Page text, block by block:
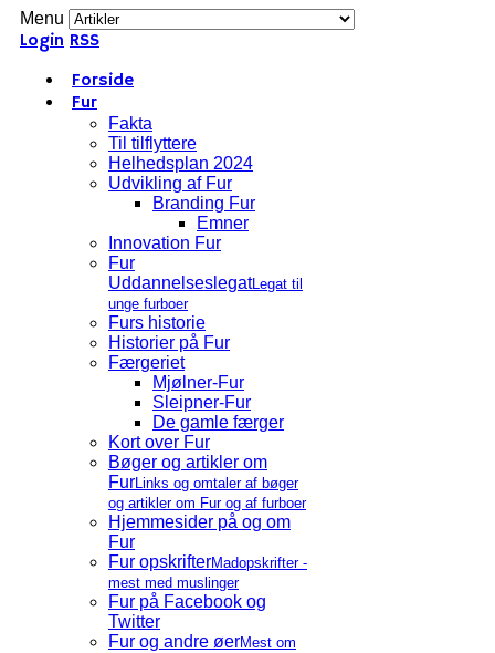
Menu
Login RSS
Forside
Fur
Fakta
Til tilflyttere
Helhedsplan 2024
Udvikling af Fur
Branding Fur
Emner
Innovation Fur
Fur
UddannelseslegatLegat til
unge furboer
Furs historie
Historier på Fur
Færgeriet
Mjølner-Fur
Sleipner-Fur
De gamle færger
Kort over Fur
Bøger og artikler om
FurLinks og omtaler af bøger
og artikler om Fur og af furboer
Hjemmesider på og om
Fur
Fur opskrifterMadopskrifter -
mest med muslinger
Fur på Facebook og
Twitter
Fur og andre øerMest om